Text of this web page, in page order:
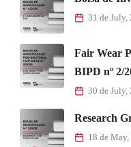
31 de July,
Fair Wear
BIPD nº 2/
30 de July,
Research
18 de May,